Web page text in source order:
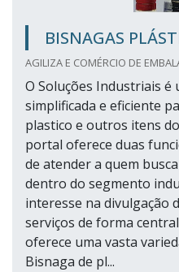
BISNAGAS
AGILIZA E COMÉRCIO DE
O Soluções Industriais é
simplificada e eficiente
plastico e outros itens
portal oferece duas
de atender a quem
dentro do segmento
interesse na divulgação
serviços de forma
oferece uma vasta
Bisnaga de pl...